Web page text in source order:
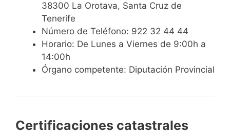
38300 La Orotava, Santa Cruz de
Tenerife
Número de Teléfono: 922 32 44 44
Horario: De Lunes a Viernes de 9:00h a
14:00h
Órgano competente: Diputación Provincial
Certificaciones catastrales